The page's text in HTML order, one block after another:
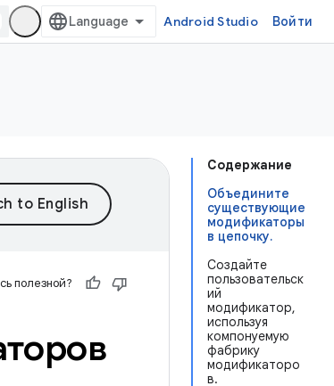
Android Studio Войти
Содержание
Объедините
существующие
модификаторы
в цепочку.
Создайте
пользовательск
ий
модификатор,
используя
компонуемую
фабрику
модификаторо
в.
полезной?